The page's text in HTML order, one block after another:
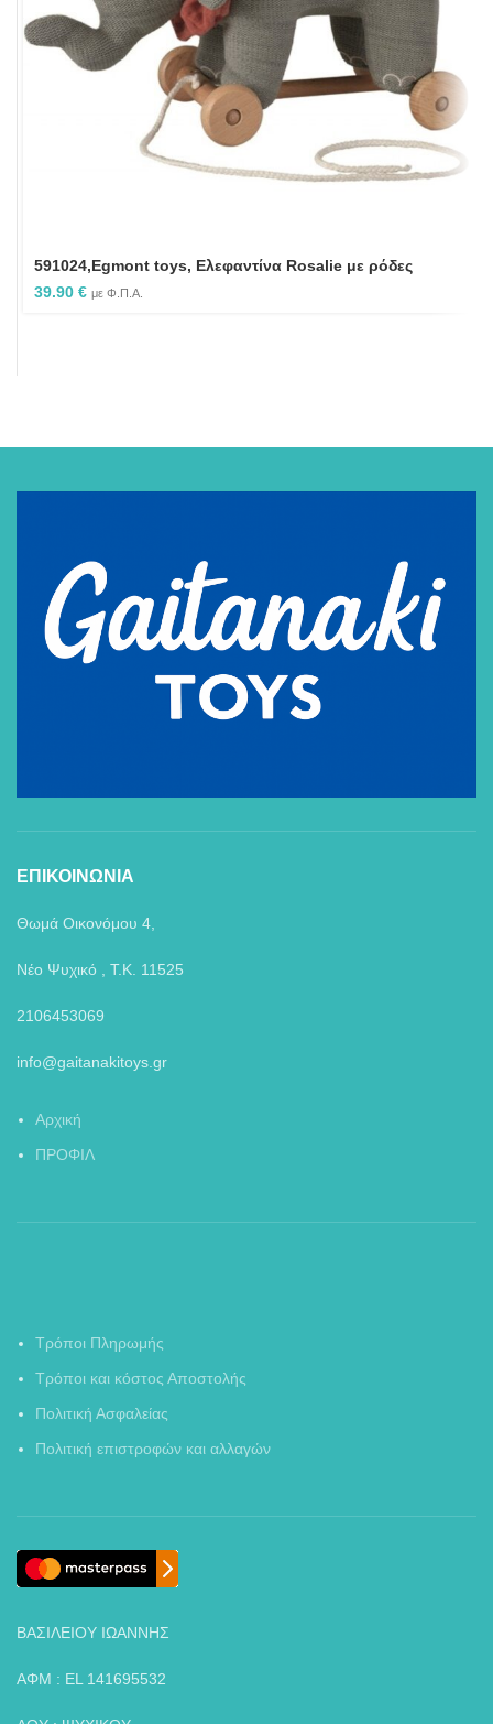
591024,Egmont toys, Ελεφαντίνα Rosalie με ρόδες
39.90 € με Φ.Π.Α.
ΕΠΙΚΟΙΝΩΝΙΑ
Θωμά Οικονόμου 4,
Νέο Ψυχικό , Τ.Κ. 11525
2106453069
info@gaitanakitoys.gr
Αρχική
ΠΡΟΦΙΛ
Τρόποι Πληρωμής
Τρόποι και κόστος Αποστολής
Πολιτική Ασφαλείας
Πολιτική επιστροφών και αλλαγών
ΒΑΣΙΛΕΙΟΥ ΙΩΑΝΝΗΣ
ΑΦΜ : EL 141695532